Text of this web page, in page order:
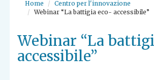
Home
Centro per l'innovazione
Webinar “La battigia eco- accessibile”
Webinar “La
accessibile”